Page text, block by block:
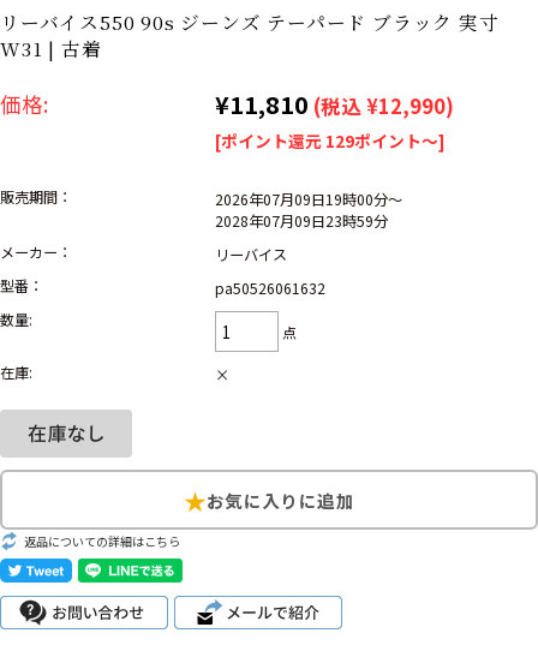
ナ行
ハ行 マ行 ラ行
アイテムから探す
スウェット セーター
半袖シャツ
レディース
Search by Particularこだわりから探す
Search by Sizeサイズから探す（メンズ）
ジャケット XS S M
リーバイス550 90s ジーンズ テーパード ブラック 実寸
W31 | 古着
価格: ¥11,810 (税込 ¥12,990)
[ポイント還元 129ポイント～]
販売期間：
2026年07月09日19時00分～
2028年07月09日23時59分
メーカー：
リーバイス
型番：
pa50526061632
数量:
点
在庫:
×
返品についての詳細はこちら